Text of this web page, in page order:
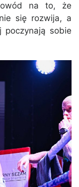
na to, że
się rozwija, a
poczynają sobie